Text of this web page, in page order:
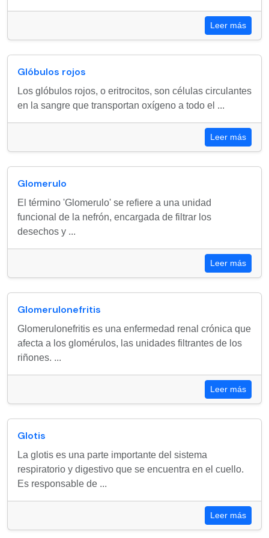
Leer más
Glóbulos rojos
Los glóbulos rojos, o eritrocitos, son células circulantes
en la sangre que transportan oxígeno a todo el ...
Leer más
Glomerulo
El término 'Glomerulo' se refiere a una unidad
funcional de la nefrón, encargada de filtrar los
desechos y ...
Leer más
Glomerulonefritis
Glomerulonefritis es una enfermedad renal crónica que
afecta a los glomérulos, las unidades filtrantes de los
riñones. ...
Leer más
Glotis
La glotis es una parte importante del sistema
respiratorio y digestivo que se encuentra en el cuello.
Es responsable de ...
Leer más